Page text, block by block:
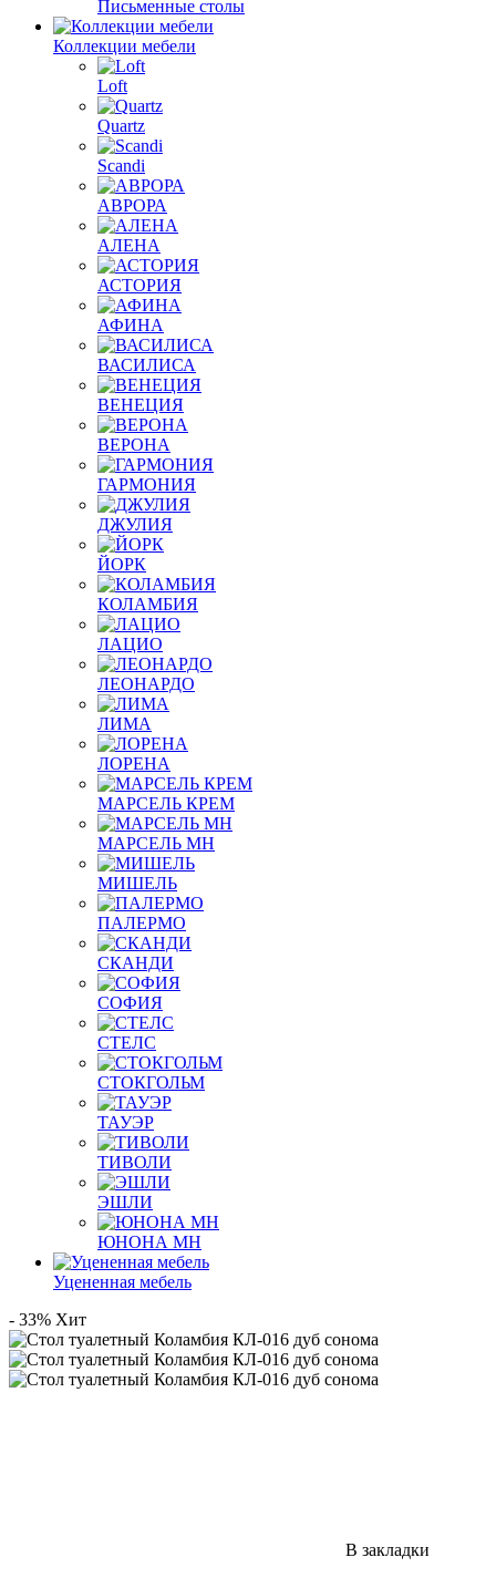
Письменные столы
Коллекции мебели
Loft
Quartz
Scandi
АВРОРА
АЛЕНА
АСТОРИЯ
АФИНА
ВАСИЛИСА
ВЕНЕЦИЯ
ВЕРОНА
ГАРМОНИЯ
ДЖУЛИЯ
ЙОРК
КОЛАМБИЯ
ЛАЦИО
ЛЕОНАРДО
ЛИМА
ЛОРЕНА
МАРСЕЛЬ КРЕМ
МАРСЕЛЬ МН
МИШЕЛЬ
ПАЛЕРМО
СКАНДИ
СОФИЯ
СТЕЛС
СТОКГОЛЬМ
ТАУЭР
ТИВОЛИ
ЭШЛИ
ЮНОНА МН
Уцененная мебель
- 33% Хит
В закладки